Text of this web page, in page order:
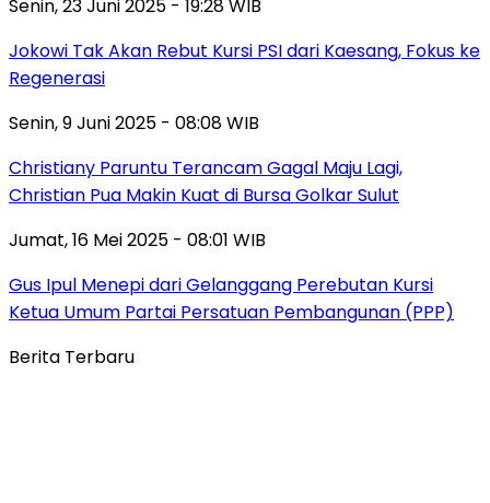
Senin, 23 Juni 2025 - 19:28 WIB
Jokowi Tak Akan Rebut Kursi PSI dari Kaesang, Fokus ke
Regenerasi
Senin, 9 Juni 2025 - 08:08 WIB
Christiany Paruntu Terancam Gagal Maju Lagi,
Christian Pua Makin Kuat di Bursa Golkar Sulut
Jumat, 16 Mei 2025 - 08:01 WIB
Gus Ipul Menepi dari Gelanggang Perebutan Kursi
Ketua Umum Partai Persatuan Pembangunan (PPP)
Berita Terbaru